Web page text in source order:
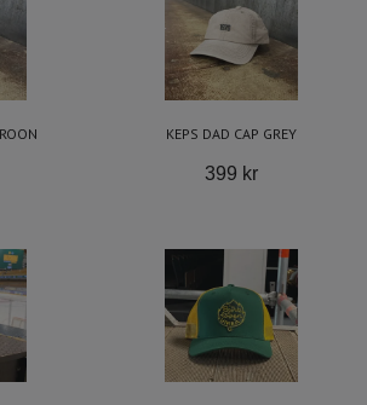
KEPS DAD CAP GREY
399 kr